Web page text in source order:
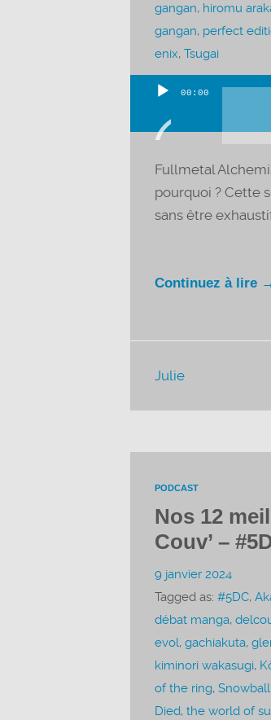
gangan, hiromu
gangan, perfect
enix, Tsugai
Lecteur
audio
00:00
Fullmetal
pourquoi ? Cette
sans être
Continuez à lire
Julie
PODCAST
Nos 12
Couv’ –
9 janvier 2024
Tagged as: #5DC,
débat manga,
evol, gachiakuta,
kiminori wakasugi,
of the ring,
Died, the world of